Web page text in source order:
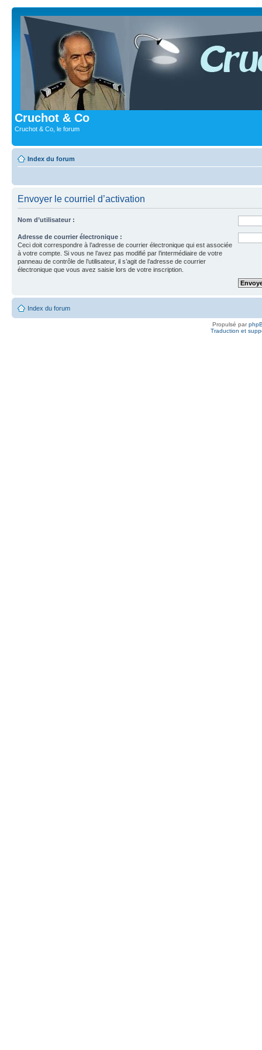
Cruchot & Co
Cruchot & Co, le forum
Index du forum
Envoyer le courriel d’activation
Nom d’utilisateur :
Adresse de courrier électronique :
Ceci doit correspondre à l’adresse de courrier électronique qui est associée
à votre compte. Si vous ne l’avez pas modifié par l’intermédiaire de votre
panneau de contrôle de l’utilisateur, il s’agit de l’adresse de courrier
électronique que vous avez saisie lors de votre inscription.
Index du forum
Propulsé par
Traduction et